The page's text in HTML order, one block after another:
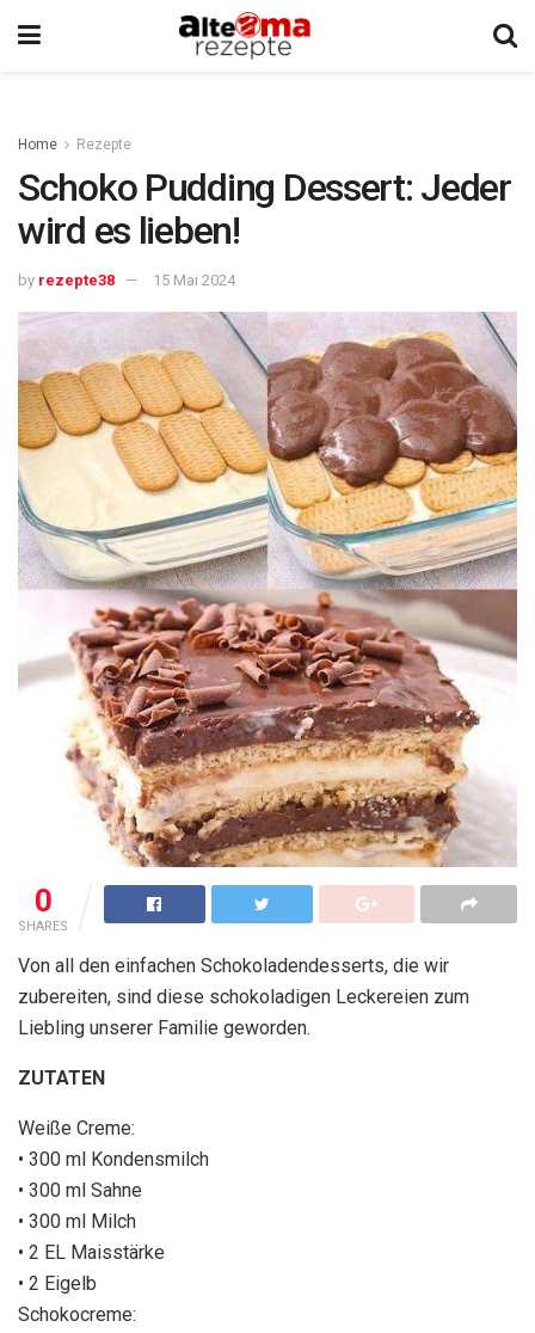
Home Rezepte
Schoko Pudding Dessert: Jeder
wird es lieben!
by rezepte38 15 Mai 2024
0
SHARES
Von all den einfachen Schokoladendesserts, die wir
zubereiten, sind diese schokoladigen Leckereien zum
Liebling unserer Familie geworden.
ZUTATEN
Weiße Creme:
• 300 ml Kondensmilch
• 300 ml Sahne
• 300 ml Milch
• 2 EL Maisstärke
• 2 Eigelb
Schokocreme: